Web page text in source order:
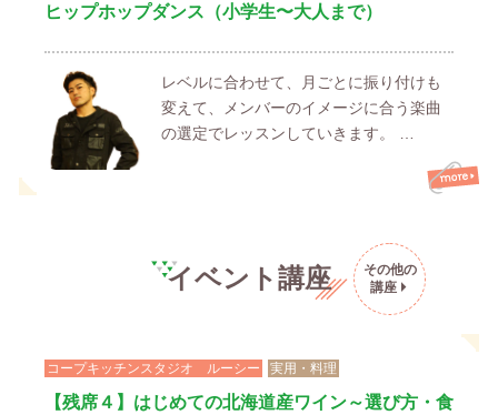
ヒップホップダンス（小学生〜大人まで）
レベルに合わせて、月ごとに振り付けも
変えて、メンバーのイメージに合う楽曲
の選定でレッスンしていきます。 …
イベント講座
その他の
講座
コープキッチンスタジオ ルーシー 実用・料理
【残席４】はじめての北海道産ワイン～選び方・食